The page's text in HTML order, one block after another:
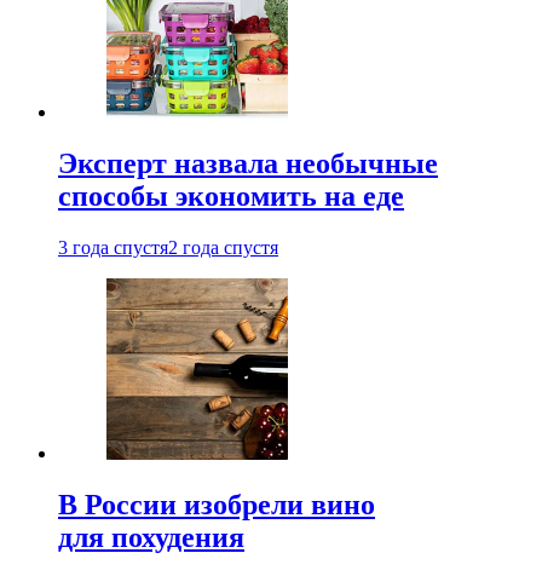
Эксперт назвала необычные
способы экономить на еде
3 года спустя2 года спустя
В России изобрели вино
для похудения